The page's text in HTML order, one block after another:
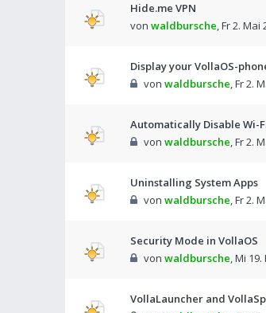
Hide.me VPN
von waldbursche,Fr 2. Mai
Display your VollaOS-
von waldbursche,Fr 2.
Automatically Disable Wi-
von waldbursche,Fr 2.
Uninstalling System Apps
von waldbursche,Fr 2.
Security Mode in VollaOS
von waldbursche,Mi 19.
VollaLauncher and